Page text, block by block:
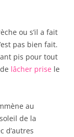
ou s’il a fait
pas bien fait.
pis pour tout
lâcher prise le
au
de la
d’autres